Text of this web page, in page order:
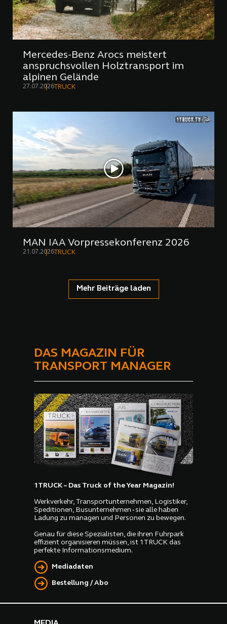
Mercedes-Benz Arocs meistert
anspruchsvollen Holztransport im
alpinen Gelände
27.07.2026TRUCK
MAN IAA Vorpressekonferenz 2026
21.07.2026 TRUCK
Mehr Beiträge laden
DAS MAGAZIN FÜR
TRANSPORT MANAGER
1TRUCK – Das Truck of the Year Magazin!
Werkverkehr, Transportunternehmen, Logistiker,
Speditionen, Busunternehmen - sie alle haben
Ladung zu managen und Personen zu bewegen.
Genau für diese Spezialisten, die ihren Fuhrpark
effizient organisieren müssen, ist 1TRUCK das
perfekte Informationsmedium.
Mediadaten
Bestellung / Abo